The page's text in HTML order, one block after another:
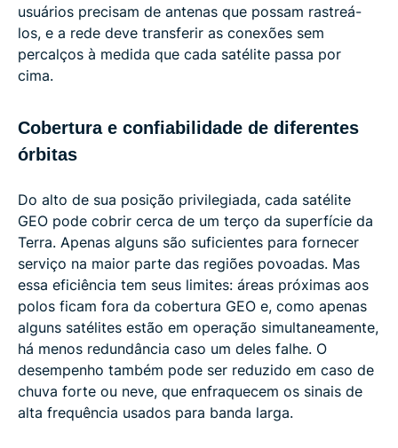
usuários precisam de antenas que possam rastreá-
los, e a rede deve transferir as conexões sem
percalços à medida que cada satélite passa por
cima.
Cobertura e confiabilidade de diferentes
órbitas
Do alto de sua posição privilegiada, cada satélite
GEO pode cobrir cerca de um terço da superfície da
Terra. Apenas alguns são suficientes para fornecer
serviço na maior parte das regiões povoadas. Mas
essa eficiência tem seus limites: áreas próximas aos
polos ficam fora da cobertura GEO e, como apenas
alguns satélites estão em operação simultaneamente,
há menos redundância caso um deles falhe. O
desempenho também pode ser reduzido em caso de
chuva forte ou neve, que enfraquecem os sinais de
alta frequência usados ​​para banda larga.